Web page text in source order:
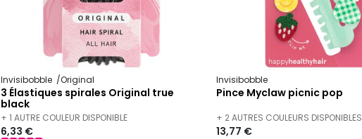
Invisibobble Original
3 Élastiques spirales Original true
black
+ 1 AUTRE COULEUR DISPONIBLE
6,33 €
Invisibobble
Pince Myclaw picnic pop
+ 2 AUTRES COULEURS DISPONIBLES
13,77 €